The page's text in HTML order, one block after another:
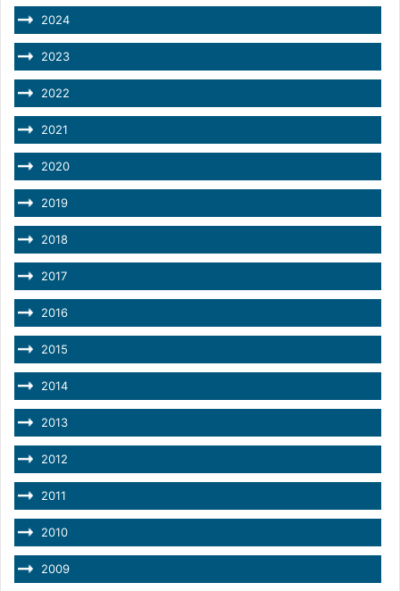
2024
2023
2022
2021
2020
2019
2018
2017
2016
2015
2014
2013
2012
2011
2010
2009